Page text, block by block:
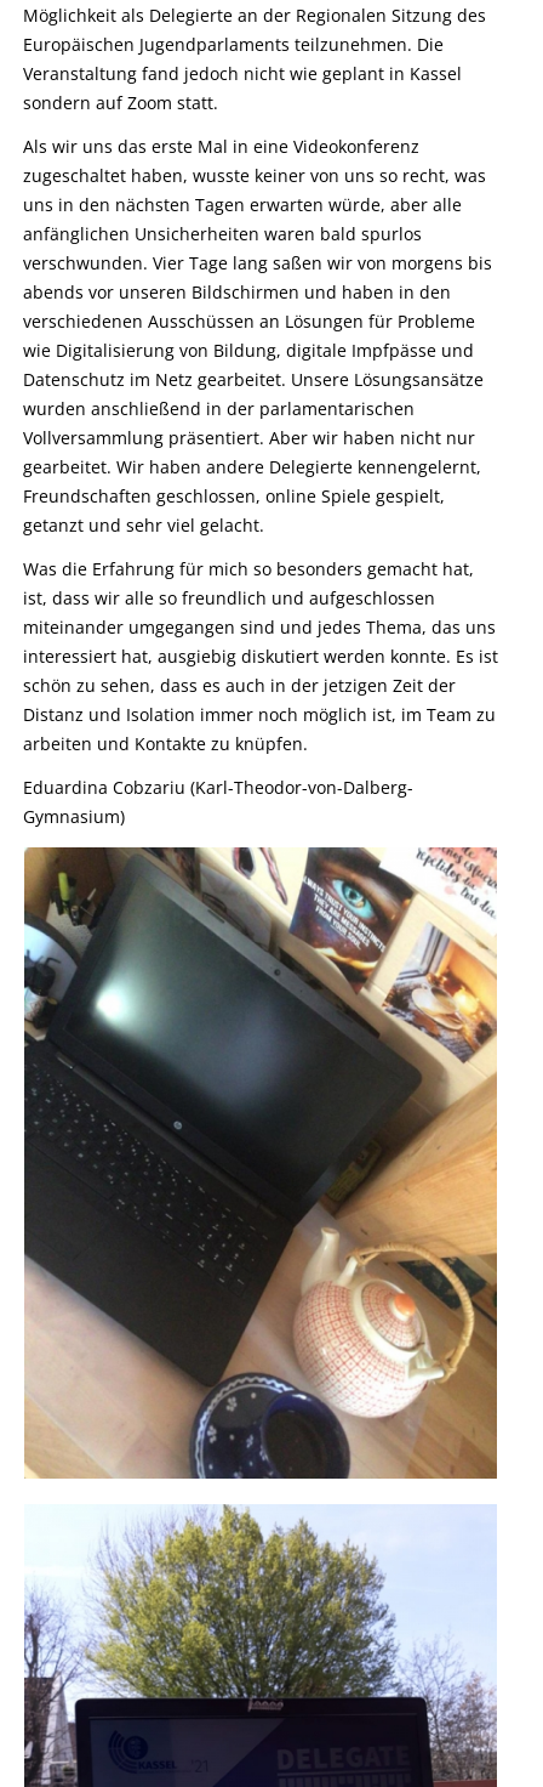
Möglichkeit als Delegierte an der Regionalen Sitzung des
Europäischen Jugendparlaments teilzunehmen. Die
Veranstaltung fand jedoch nicht wie geplant in Kassel
sondern auf Zoom statt.
Als wir uns das erste Mal in eine Videokonferenz
zugeschaltet haben, wusste keiner von uns so recht, was
uns in den nächsten Tagen erwarten würde, aber alle
anfänglichen Unsicherheiten waren bald spurlos
verschwunden. Vier Tage lang saßen wir von morgens bis
abends vor unseren Bildschirmen und haben in den
verschiedenen Ausschüssen an Lösungen für Probleme
wie Digitalisierung von Bildung, digitale Impfpässe und
Datenschutz im Netz gearbeitet. Unsere Lösungsansätze
wurden anschließend in der parlamentarischen
Vollversammlung präsentiert. Aber wir haben nicht nur
gearbeitet. Wir haben andere Delegierte kennengelernt,
Freundschaften geschlossen, online Spiele gespielt,
getanzt und sehr viel gelacht.
Was die Erfahrung für mich so besonders gemacht hat,
ist, dass wir alle so freundlich und aufgeschlossen
miteinander umgegangen sind und jedes Thema, das uns
interessiert hat, ausgiebig diskutiert werden konnte. Es ist
schön zu sehen, dass es auch in der jetzigen Zeit der
Distanz und Isolation immer noch möglich ist, im Team zu
arbeiten und Kontakte zu knüpfen.
Eduardina Cobzariu (Karl-Theodor-von-Dalberg-
Gymnasium)